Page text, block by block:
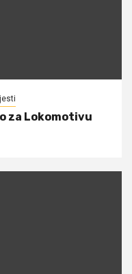
za Lokomotivu